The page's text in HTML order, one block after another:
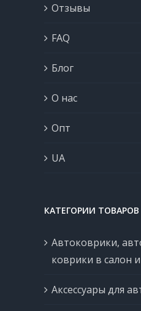
Отзывы
FAQ
Блог
О нас
Опт
UA
КАТЕГОРИИ ТОВАРОВ
Автоковрики,
коврики в салон
Аксессуары для